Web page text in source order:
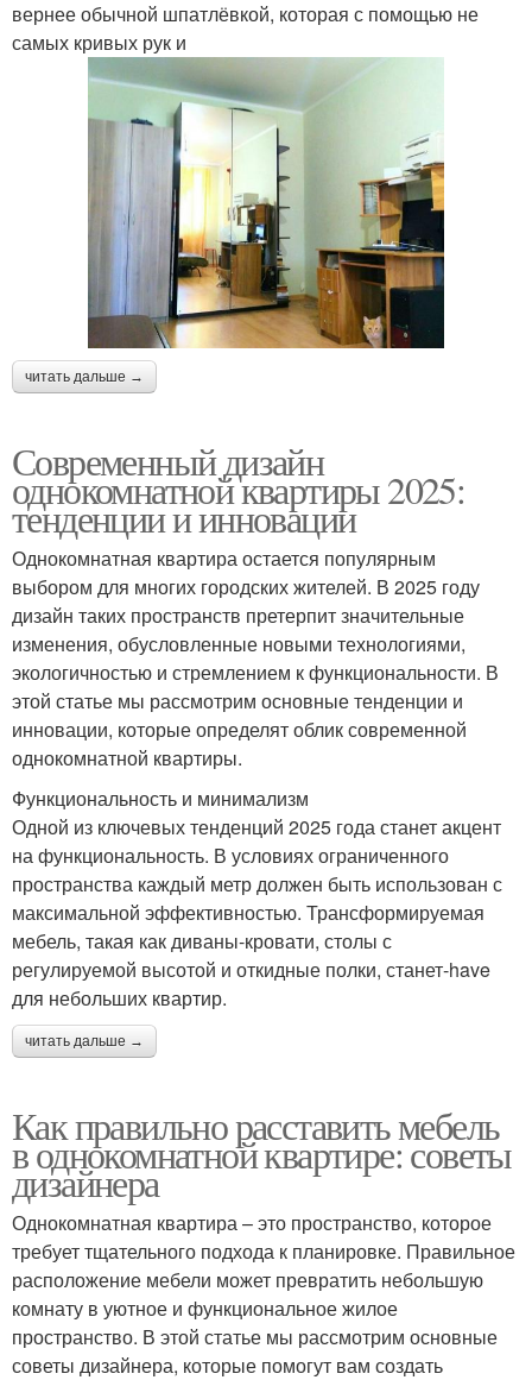
вернее обычной шпатлёвкой, которая с помощью не
самых кривых рук и
читать дальше →
Современный дизайн
однокомнатной квартиры 2025:
тенденции и инновации
Однокомнатная квартира остается популярным
выбором для многих городских жителей. В 2025 году
дизайн таких пространств претерпит значительные
изменения, обусловленные новыми технологиями,
экологичностью и стремлением к функциональности. В
этой статье мы рассмотрим основные тенденции и
инновации, которые определят облик современной
однокомнатной квартиры.
Функциональность и минимализм
Одной из ключевых тенденций 2025 года станет акцент
на функциональность. В условиях ограниченного
пространства каждый метр должен быть использован с
максимальной эффективностью. Трансформируемая
мебель, такая как диваны-кровати, столы с
регулируемой высотой и откидные полки, станет-have
для небольших квартир.
читать дальше →
Как правильно расставить мебель
в однокомнатной квартире: советы
дизайнера
Однокомнатная квартира – это пространство, которое
требует тщательного подхода к планировке. Правильное
расположение мебели может превратить небольшую
комнату в уютное и функциональное жилое
пространство. В этой статье мы рассмотрим основные
советы дизайнера, которые помогут вам создать